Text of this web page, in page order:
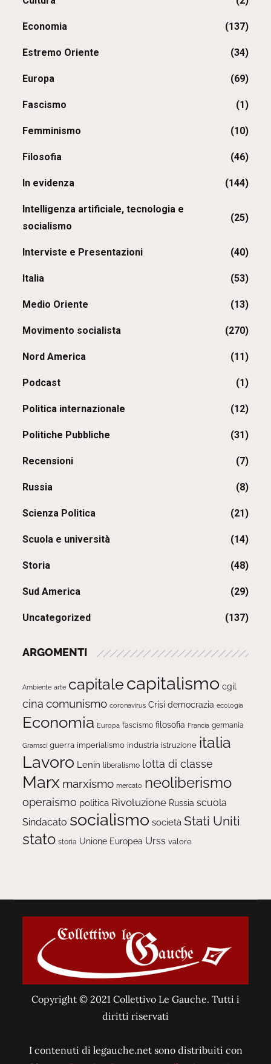
Economia (137)
Estremo Oriente (34)
Europa (69)
Fascismo (1)
Femminismo (10)
Filosofia (46)
In evidenza (144)
Intelligenza artificiale, tecnologia e
socialismo
(25)
Interviste e Presentazioni (40)
Italia (53)
Medio Oriente (13)
Movimento socialista (270)
Nord America (11)
Podcast (1)
Politica internazionale (12)
Politiche Pubbliche (31)
Recensioni (7)
Russia (8)
Scienza Politica (21)
Scuola e università (14)
Storia (48)
Sud America (29)
Uncategorized (137)
ARGOMENTI
Ambiente arte capitale capitalismo cgil
cina comunismo coronavirus Crisi democrazia ecologia
Economia Europa fascismo filosofia Francia germania
Gramsci guerra imperialismo industria istruzione italia
Lavoro Lenin liberalismo lotta di classe
Marx marxismo mercato neoliberismo
operaismo politica Rivoluzione Russia scuola
Sindacato socialismo società Stati Uniti
stato storia Unione Europea Urss valore
Copyright © 2021 Collettivo Le Gauche. Tutti i
diritti riservati
I contenuti di legauche.net sono distribuiti con